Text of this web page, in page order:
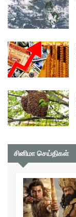
சினிமா செய்திகள்